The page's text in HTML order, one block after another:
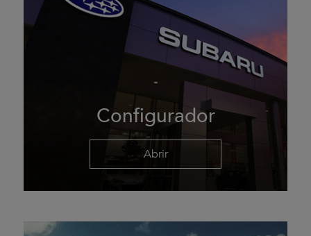
Configurador
Abrir